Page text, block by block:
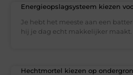
Energieopslagsysteem kiezen
Je hebt het meeste aan een
hij je dag echt makkelijker maakt.
Hechtmortel kiezen op